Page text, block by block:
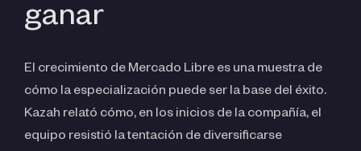
ganar
El crecimiento de Mercado Libre es una muestra de
cómo la especialización puede ser la base del éxito.
Kazah relató cómo, en los inicios de la compañía, el
equipo resistió la tentación de diversificarse